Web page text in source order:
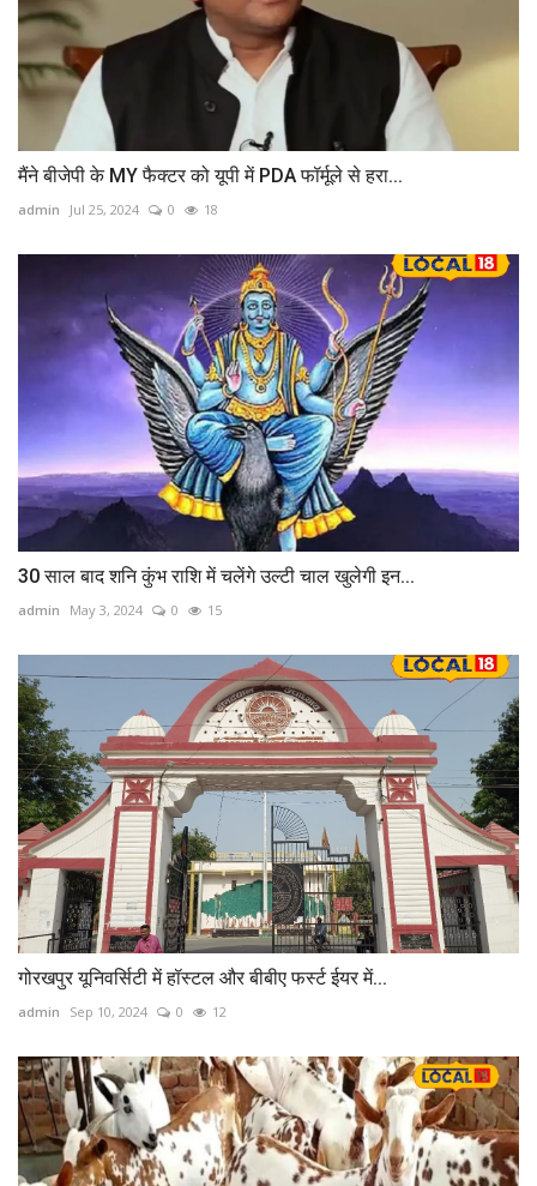
मैंने बीजेपी के MY फैक्टर को यूपी में PDA फॉर्मूले से हरा...
admin Jul 25, 2024 0 18
30 साल बाद शनि कुंभ राशि में चलेंगे उल्टी चाल खुलेगी इन...
admin May 3, 2024 0 15
गोरखपुर यूनिवर्सिटी में हॉस्टल और बीबीए फर्स्ट ईयर में...
admin Sep 10, 2024 0 12